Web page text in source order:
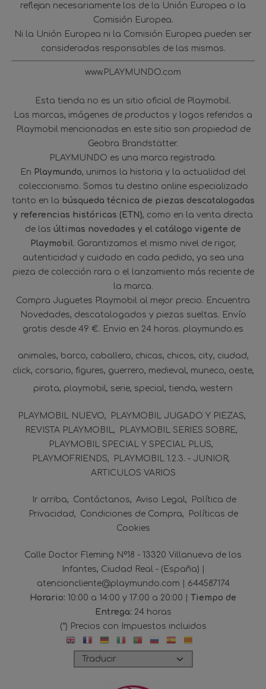
reflejan necesariamente los de la Unión Europea o la
Comisión Europea.
Ni la Unión Europea ni la Comisión Europea pueden ser
consideradas responsables de las mismas.
www.PLAYMUNDO.com
Esta tienda no es un sitio oficial de Playmobil.
Las marcas, imágenes de productos y logos referidos a
Playmobil mencionadas en este sitio son propiedad de
Geobra Brandstätter.
PLAYMUNDO es una marca registrada.
En Playmundo, unimos la historia y la actualidad del
coleccionismo. Somos tu destino online especializado
tanto en la búsqueda técnica de piezas descatalogadas
y referencias históricas (ETN), como en la venta directa
de las últimas novedades y el catálogo vigente de
Playmobil. Garantizamos el mismo nivel de rigor,
autenticidad y cuidado en cada pedido, ya sea una
pieza de colección rara o el lanzamiento más reciente de
la marca.
Compra Juguetes Playmobil al mejor precio. Encuentra
Novedades, descatalogados y piezas sueltas. Envío
gratis desde 49 €. Envio en 24 horas. playmundo.es
animales barco caballero chicas chicos city ciudad
click corsario figures guerrero medieval muneco oeste
pirata playmobil serie special tienda western
PLAYMOBIL NUEVO
PLAYMOBIL JUGADO Y PIEZAS
REVISTA PLAYMOBIL
PLAYMOBIL SERIES SOBRE
PLAYMOBIL SPECIAL Y SPECIAL PLUS
PLAYMOFRIENDS
PLAYMOBIL 1.2.3. - JUNIOR
ARTICULOS VARIOS
Ir arriba Contáctanos Aviso Legal
Política de
Privacidad
Condiciones de Compra
Políticas de
Cookies
Calle Doctor Fleming Nº18 - 13320 Villanueva de los
Infantes, Ciudad Real - (España) |
atencioncliente@playmundo.com | 644587174
Horario: 10:00 a 14:00 y 17:00 a 20:00 | Tiempo de
Entrega: 24 horas
(*) Precios con Impuestos incluidos